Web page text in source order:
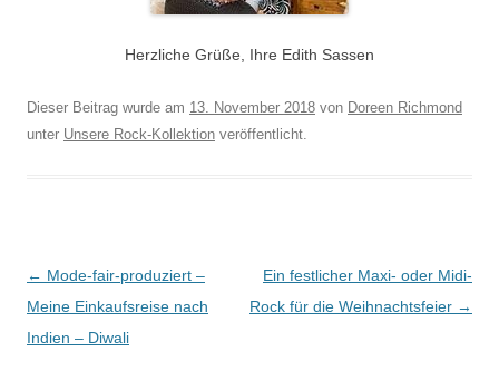
Herzliche Grüße, Ihre Edith Sassen
Dieser Beitrag wurde am 13. November 2018 von Doreen Richmond
unter Unsere Rock-Kollektion veröffentlicht.
Beitragsnavigation
← Mode-fair-produziert –
Meine Einkaufsreise nach
Indien – Diwali
Ein festlicher Maxi- oder Midi-
Rock für die Weihnachtsfeier →